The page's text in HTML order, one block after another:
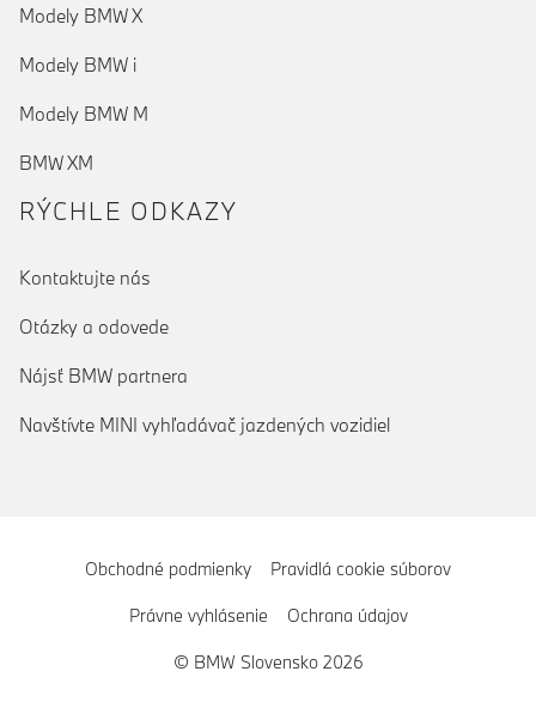
Modely BMW X
Modely BMW i
Modely BMW M
BMW XM
RÝCHLE ODKAZY
Kontaktujte nás
Otázky a odovede
Nájsť BMW partnera
Navštívte MINI vyhľadávač jazdených vozidiel
Obchodné podmienky Pravidlá cookie súborov
Právne vyhlásenie Ochrana údajov
© BMW Slovensko 2026